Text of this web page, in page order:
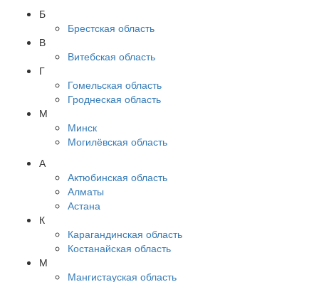
Б
Брестская область
В
Витебская область
Г
Гомельская область
Гроднеская область
М
Минск
Могилёвская область
А
Актюбинская область
Алматы
Астана
К
Карагандинская область
Костанайская область
М
Мангистауская область